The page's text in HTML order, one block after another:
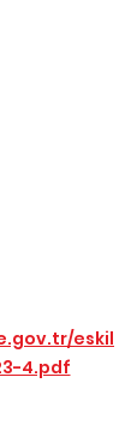
eskil
4.pdf